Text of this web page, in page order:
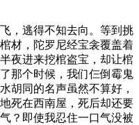
，逃得不知去向。等到挑
材，陀罗尼经宝衾覆盖着
夜进来挖棺盗宝，却让棺
那个时候，我们仨倒霉鬼
胡同的名声虽然不算好，
死在西南屋，死后却还要
？即使我忍住一口气没被